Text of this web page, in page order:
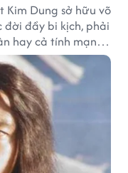
Kim Dung sở hữu võ
đầy bi kịch, phải
hay cả tính mạng,